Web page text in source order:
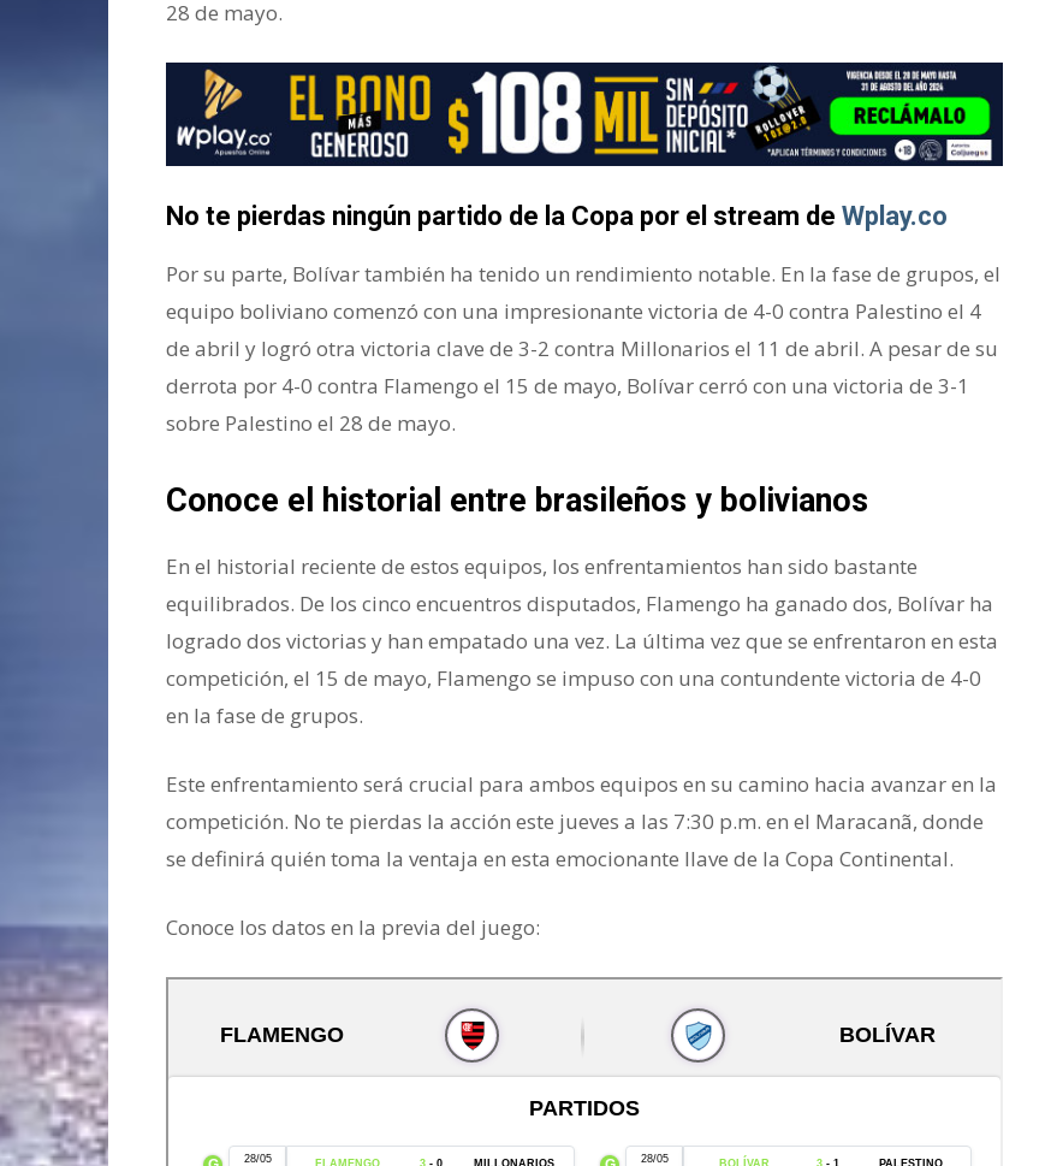
28 de mayo.
No te pierdas ningún partido de la Copa por el stream de Wplay.co
Por su parte, Bolívar también ha tenido un rendimiento notable. En la fase de grupos, el
equipo boliviano comenzó con una impresionante victoria de 4-0 contra Palestino el 4
de abril y logró otra victoria clave de 3-2 contra Millonarios el 11 de abril. A pesar de su
derrota por 4-0 contra Flamengo el 15 de mayo, Bolívar cerró con una victoria de 3-1
sobre Palestino el 28 de mayo.
Conoce el historial entre brasileños y bolivianos
En el historial reciente de estos equipos, los enfrentamientos han sido bastante
equilibrados. De los cinco encuentros disputados, Flamengo ha ganado dos, Bolívar ha
logrado dos victorias y han empatado una vez. La última vez que se enfrentaron en esta
competición, el 15 de mayo, Flamengo se impuso con una contundente victoria de 4-0
en la fase de grupos.
Este enfrentamiento será crucial para ambos equipos en su camino hacia avanzar en la
competición. No te pierdas la acción este jueves a las 7:30 p.m. en el Maracanã, donde
se definirá quién toma la ventaja en esta emocionante llave de la Copa Continental.
Conoce los datos en la previa del juego: